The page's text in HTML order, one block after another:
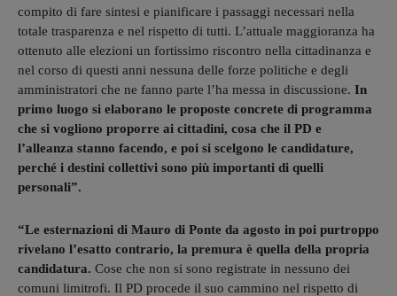
compito di fare sintesi e pianificare i passaggi necessari nella
totale trasparenza e nel rispetto di tutti. L’attuale maggioranza ha
ottenuto alle elezioni un fortissimo riscontro nella cittadinanza e
nel corso di questi anni nessuna delle forze politiche e degli
amministratori che ne fanno parte l’ha messa in discussione. In
primo luogo si elaborano le proposte concrete di programma
che si vogliono proporre ai cittadini, cosa che il PD e
l’alleanza stanno facendo, e poi si scelgono le candidature,
perché i destini collettivi sono più importanti di quelli
personali”.
“Le esternazioni di Mauro di Ponte da agosto in poi purtroppo
rivelano l’esatto contrario, la premura è quella della propria
candidatura. Cose che non si sono registrate in nessuno dei
comuni limitrofi. Il PD procede il suo cammino nel rispetto di